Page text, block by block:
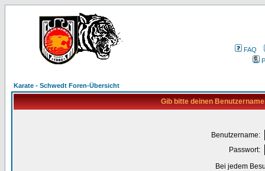
FAQ
Karate - Schwedt Foren-Übersicht
Gib bitte deinen
Benutzername:
Passwort:
Bei jedem